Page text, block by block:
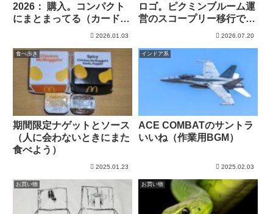
2026： 購入。コンパクト
にまとまってる（カードな
2026.01.03
ロゴ。ピクミンブルーム運
営のスコープリー移行で思
2026.07.20
食べ歩き
期間限定ナゲットとソース
（人に会わないときにまた
食べよう）
2025.01.23
インドア系
ACE COMBATのサントラ
いいね（作業用BGM）
2025.02.03
お買い物 お買い物